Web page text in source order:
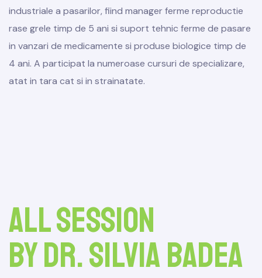
industriale a pasarilor, fiind manager ferme reproductie
rase grele timp de 5 ani si suport tehnic ferme de pasare
in vanzari de medicamente si produse biologice timp de
4 ani. A participat la numeroase cursuri de specializare,
atat in tara cat si in strainatate.
All session
by Dr. Silvia Badea